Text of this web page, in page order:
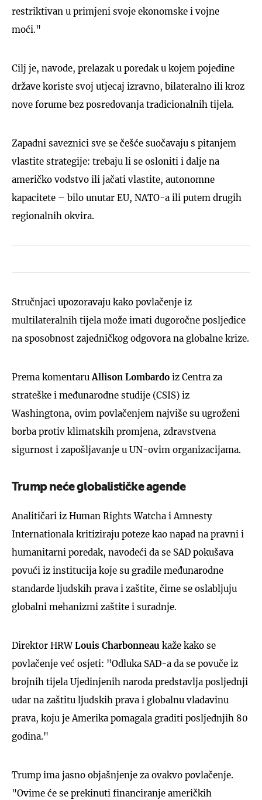
restriktivan u primjeni svoje ekonomske i vojne
moći."
Cilj je, navode, prelazak u poredak u kojem pojedine
države koriste svoj utjecaj izravno, bilateralno ili kroz
nove forume bez posredovanja tradicionalnih tijela.
Zapadni saveznici sve se češće suočavaju s pitanjem
vlastite strategije: trebaju li se osloniti i dalje na
američko vodstvo ili jačati vlastite, autonomne
kapacitete – bilo unutar EU, NATO-a ili putem drugih
regionalnih okvira.
Stručnjaci upozoravaju kako povlačenje iz
multilateralnih tijela može imati dugoročne posljedice
na sposobnost zajedničkog odgovora na globalne krize.
Prema komentaru Allison Lombardo iz Centra za
strateške i međunarodne studije (CSIS) iz
Washingtona, ovim povlačenjem najviše su ugroženi
borba protiv klimatskih promjena, zdravstvena
sigurnost i zapošljavanje u UN-ovim organizacijama.
Trump neće globalističke agende
Analitičari iz Human Rights Watcha i Amnesty
Internationala kritiziraju poteze kao napad na pravni i
humanitarni poredak, navodeći da se SAD pokušava
povući iz institucija koje su gradile međunarodne
standarde ljudskih prava i zaštite, čime se oslabljuju
globalni mehanizmi zaštite i suradnje.
Direktor HRWLouis Charbonneau kaže kako se
povlačenje već osjeti: "Odluka SAD-a da se povuče iz
brojnih tijela Ujedinjenih naroda predstavlja posljednji
udar na zaštitu ljudskih prava i globalnu vladavinu
prava, koju je Amerika pomagala graditi posljednjih 80
godina."
Trump ima jasno objašnjenje za ovakvo povlačenje.
"Ovime će se prekinuti financiranje američkih